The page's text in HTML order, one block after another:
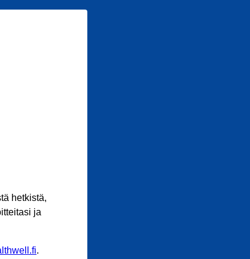
hetkistä,
ja
.